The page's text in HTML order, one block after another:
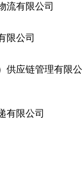
流有限公司
限公司
供应链管理有限公
有限公司